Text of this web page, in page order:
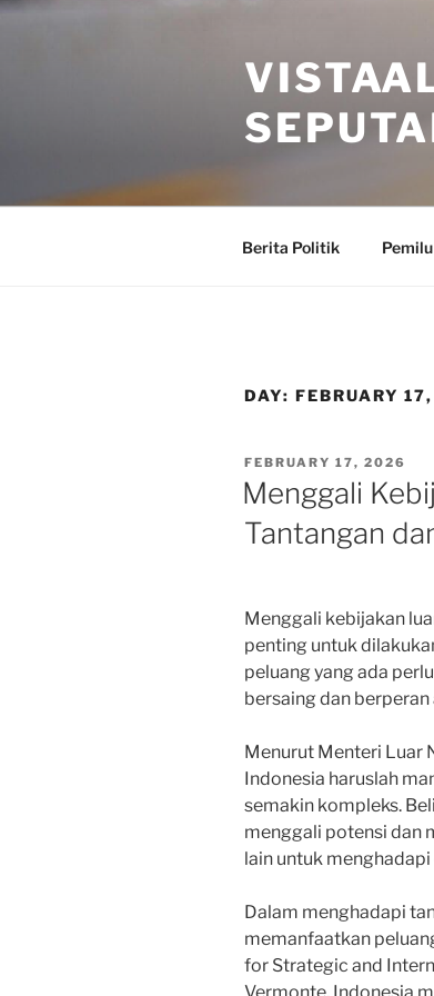
Skip
Berita Politik
DAY: FEBRUARY
POSTED
ON
FEBRUARY 17, 2026
Menggali
Tantangan
Menggali kebijakan
penting untuk
peluang yang ada
bersaing dan
Menurut Menteri Luar
Indonesia haruslah
semakin kompleks.
menggali potensi dan
lain untuk
Dalam menghadapi
memanfaatkan
for Strategic and